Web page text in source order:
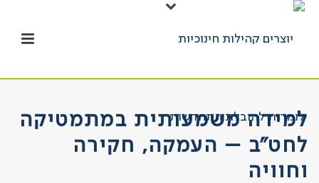
למידה משמעותית במתמטיקה
לחט"ב – העמקה, חקירה
וחוויה